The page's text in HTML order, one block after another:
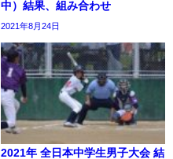
中）結果、組み合わせ
2021年8月24日
2021年 全日本中学生男子大会 結